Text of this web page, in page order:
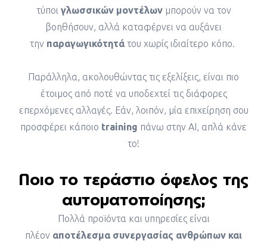
τύποι γλωσσικών μοντέλων μπορούν να τον
βοηθήσουν, αλλά καταφέρνει να αυξάνει
την παραγωγικότητά του χωρίς ιδιαίτερο κόπο.
Παράλληλα, ακολουθώντας τις εξελίξεις, είναι πιο
έτοιμος από ποτέ να υποδεχτεί τις διάφορες
επερχόμενες αλλαγές. Εάν, λοιπόν, μία επιχείρηση σου
προσφέρει κάποιο training πάνω στην AI, απλά κάνε
το!
Ποιο το τεράστιο όφελος της
αυτοματοποίησης;
Πολλά προϊόντα και υπηρεσίες είναι
πλέον αποτέλεσμα συνεργασίας ανθρώπων και